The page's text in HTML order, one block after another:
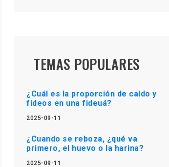
TEMAS POPULARES
¿Cuál es la proporción de caldo y
fideos en una fideuá?
2025-09-11
¿Cuando se reboza, ¿qué va
primero, el huevo o la harina?
2025-09-11